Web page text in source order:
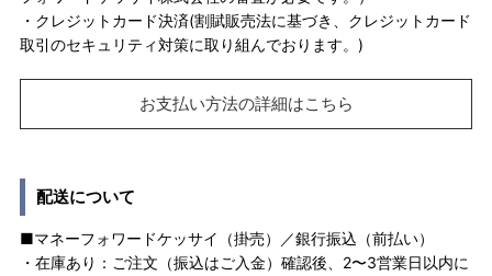
・クレジットカード決済(割賦販売法に基づき、クレジットカード
取引のセキュリティ対策に取り組んでおります。)
お支払い方法の詳細はこちら
配送について
■マネーフォワードケッサイ（掛売）／銀行振込（前払い）
・在庫あり：ご注文（振込はご入金）確認後、2〜3営業日以内に